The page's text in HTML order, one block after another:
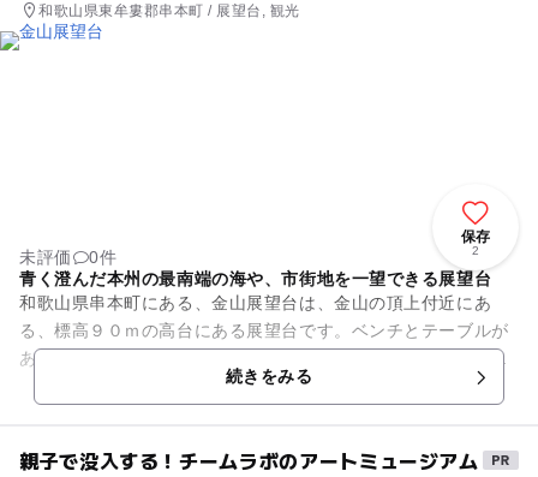
和歌山県東牟婁郡串本町 / 展望台, 観光
保存
2
未評価
0件
青く澄んだ本州の最南端の海や、市街地を一望できる展望台
和歌山県串本町にある、金山展望台は、金山の頂上付近にあ
る、標高９０ｍの高台にある展望台です。ベンチとテーブルが
あり、串本の町並みや潮岬の台地を見ることができ、天気の良
い日は、遠くは那智山や太地町...
続きをみる
親子で没入する！チームラボのアートミュージアム